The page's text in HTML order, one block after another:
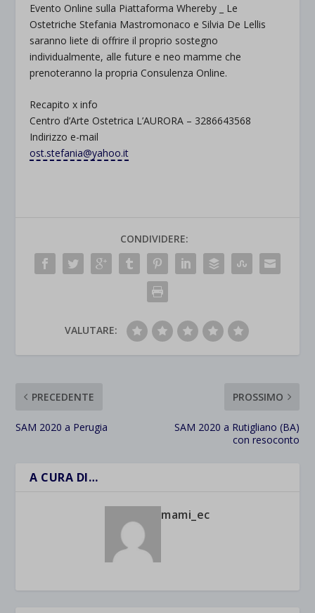
Evento Online sulla Piattaforma Whereby _ Le
Ostetriche Stefania Mastromonaco e Silvia De Lellis
saranno liete di offrire il proprio sostegno
individualmente, alle future e neo mamme che
prenoteranno la propria Consulenza Online.
Recapito x info
Centro d’Arte Ostetrica L’AURORA – 3286643568
Indirizzo e-mail
ost.stefania@yahoo.it
CONDIVIDERE:
VALUTARE:
PRECEDENTE
SAM 2020 a Perugia
PROSSIMO
SAM 2020 a Rutigliano (BA)
con resoconto
A CURA DI…
mami_ec